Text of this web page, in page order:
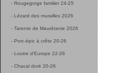
- Rougegorge familier 24-25
- Lézard des murailles 2026
- Tarente de Maurétanie 2026
- Porc-épic à crête 20-26
- Loutre d'Europe 22-26
- Chacal doré 20-26